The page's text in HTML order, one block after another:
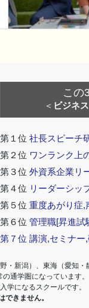
この
＜ ビジネ
第１位 社長スピーチ
第２位 ワンランク上
第３位 外資系企業リ
第４位 リーダーシッ
第５位 重度あがり症,
第６位 管理職[昇進試
第７位 講演,セミナー
新潟）、東海（愛知
通学圏になっています。
学になるスクールです。
きません。